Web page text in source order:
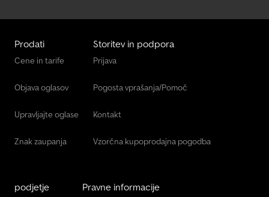
Prodati
Cene in tarife
Objava oglasov
Upravljajte oglase
Znak zaupanja
Storitev in podpora
Prijava
Pogosta vprašanja/Pomoč
Kontakt
Vzorčna kupoprodajna pogodba
podjetje Pravne informacije